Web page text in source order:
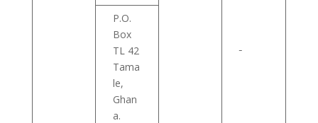
P.O.
Box
TL 42
Tama
le,
Ghan
a.